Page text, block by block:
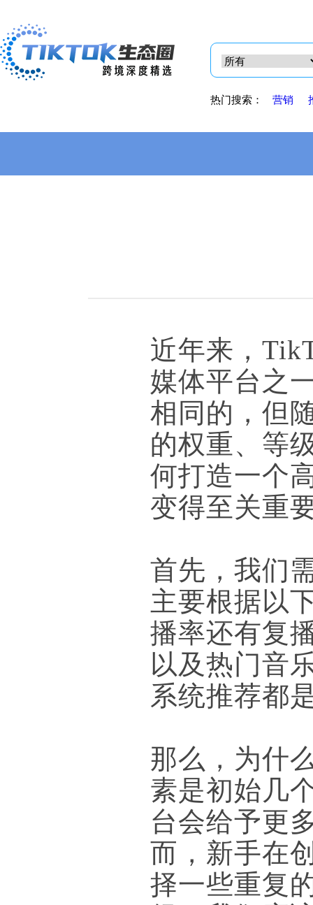
热门搜索： 营销
近年来，
媒体平台之
相同的，但
的权重、等
何打造一个
变得至关重
首先，我们
主要根据以
播率还有复
以及热门音
系统推荐都
那么，为什
素是初始几
台会给予更
而，新手在
择一些重复